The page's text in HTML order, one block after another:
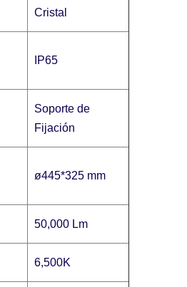
Cristal
IP65
Soporte de
Fijación
ø445*325 mm
50,000 Lm
6,500K